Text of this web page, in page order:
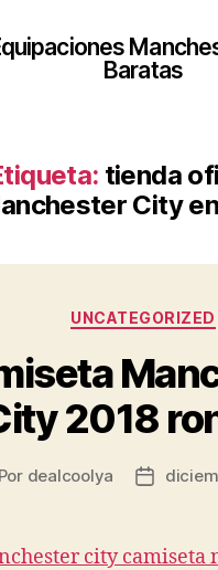
Baratas
tienda
City
UNCATEGORIZED
2018
Por dealcoolya
Fecha
entrada